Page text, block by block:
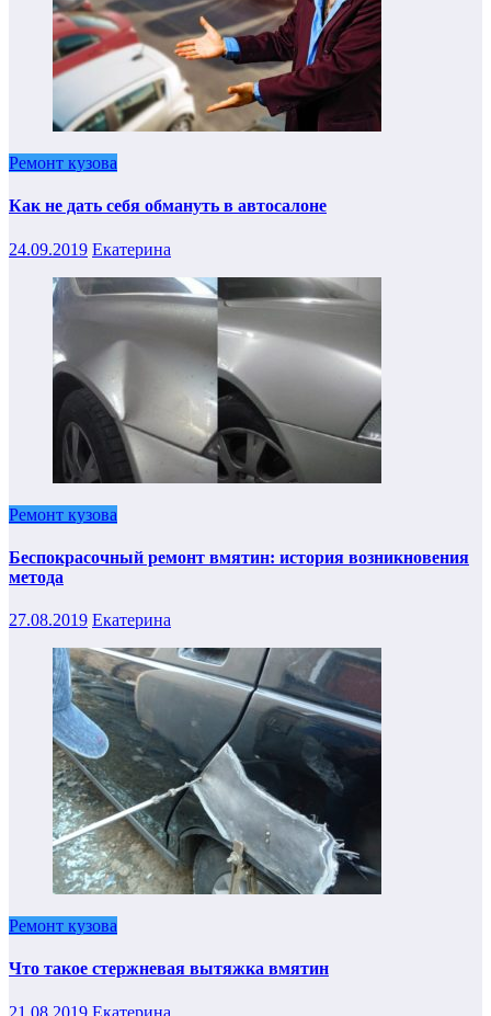
Ремонт кузова
Как не дать себя обмануть в автосалоне
24.09.2019 Екатерина
Ремонт кузова
Беспокрасочный ремонт вмятин: история возникновения
метода
27.08.2019 Екатерина
Ремонт кузова
Что такое стержневая вытяжка вмятин
21.08.2019 Екатерина